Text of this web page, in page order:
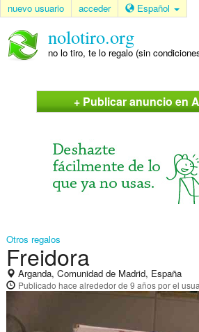
nuevo usuario acceder Español
nolotiro.org
no lo tiro, te lo regalo (sin
+ Publicar anuncio en
Otros regalos
Freidora
Arganda, Comunidad de Madrid, España
Publicado hace alrededor de 9 añospor el